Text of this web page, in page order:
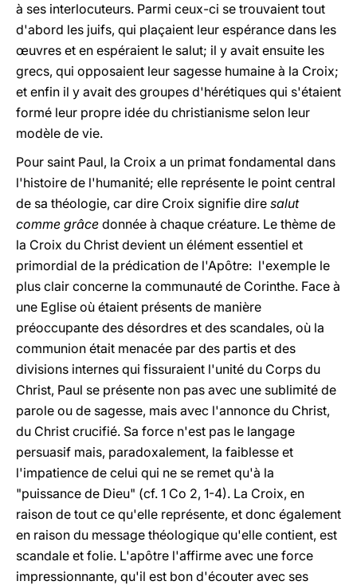
à ses interlocuteurs. Parmi ceux-ci se trouvaient tout
d'abord les juifs, qui plaçaient leur espérance dans les
œuvres et en espéraient le salut; il y avait ensuite les
grecs, qui opposaient leur sagesse humaine à la Croix;
et enfin il y avait des groupes d'hérétiques qui s'étaient
formé leur propre idée du christianisme selon leur
modèle de vie.
Pour saint Paul, la Croix a un primat fondamental dans
l'histoire de l'humanité; elle représente le point central
de sa théologie, car dire Croix signifie dire salut
comme grâce donnée à chaque créature. Le thème de
la Croix du Christ devient un élément essentiel et
primordial de la prédication de l'Apôtre: l'exemple le
plus clair concerne la communauté de Corinthe. Face à
une Eglise où étaient présents de manière
préoccupante des désordres et des scandales, où la
communion était menacée par des partis et des
divisions internes qui fissuraient l'unité du Corps du
Christ, Paul se présente non pas avec une sublimité de
parole ou de sagesse, mais avec l'annonce du Christ,
du Christ crucifié. Sa force n'est pas le langage
persuasif mais, paradoxalement, la faiblesse et
l'impatience de celui qui ne se remet qu'à la
"puissance de Dieu" (cf. 1 Co 2, 1-4). La Croix, en
raison de tout ce qu'elle représente, et donc également
en raison du message théologique qu'elle contient, est
scandale et folie. L'apôtre l'affirme avec une force
impressionnante, qu'il est bon d'écouter avec ses